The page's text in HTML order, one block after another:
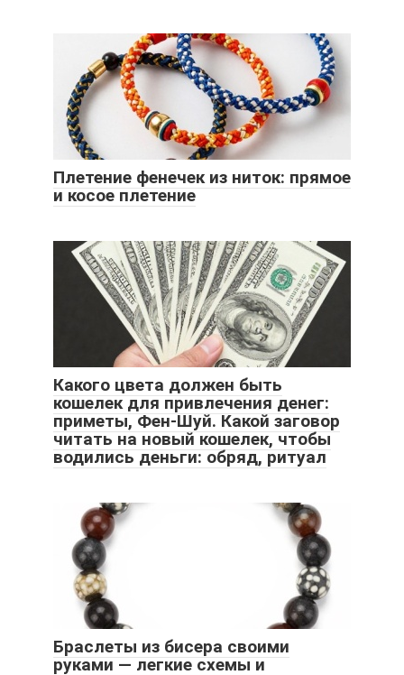
Плетение фенечек из ниток: прямое
и косое плетение
Какого цвета должен быть
кошелек для привлечения денег:
приметы, Фен-Шуй. Какой заговор
читать на новый кошелек, чтобы
водились деньги: обряд, ритуал
Браслеты из бисера своими
руками — легкие схемы и